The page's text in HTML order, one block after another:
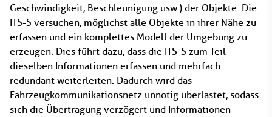
Geschwindigkeit, Beschleunigung usw.) der Objekte. Die
ITS-S versuchen, möglichst alle Objekte in ihrer Nähe zu
erfassen und ein komplettes Modell der Umgebung zu
erzeugen. Dies führt dazu, dass die ITS-S zum Teil
dieselben Informationen erfassen und mehrfach
redundant weiterleiten. Dadurch wird das
Fahrzeugkommunikationsnetz unnötig überlastet, sodass
sich die Übertragung verzögert und Informationen